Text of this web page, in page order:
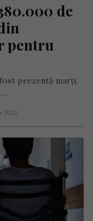
de
pentru
fost prezentă marți,
2023